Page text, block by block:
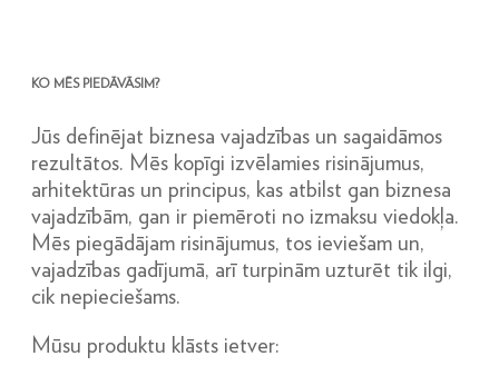
KO MĒS PIEDĀVĀSIM?
Jūs definējat biznesa vajadzības un sagaidāmos
rezultātos. Mēs kopīgi izvēlamies risinājumus,
arhitektūras un principus, kas atbilst gan biznesa
vajadzībām, gan ir piemēroti no izmaksu viedokļa.
Mēs piegādājam risinājumus, tos ieviešam un,
vajadzības gadījumā, arī turpinām uzturēt tik ilgi,
cik nepieciešams.
Mūsu produktu klāsts ietver: